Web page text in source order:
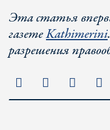
Эта статья
газетеKathimerini
разрешения